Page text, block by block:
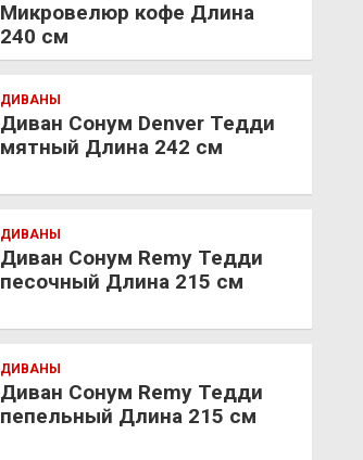
Микровелюр кофе Длина
240 см
ДИВАНЫ
Диван Сонум Denver Тедди
мятный Длина 242 см
ДИВАНЫ
Диван Сонум Remy Тедди
песочный Длина 215 см
ДИВАНЫ
Диван Сонум Remy Тедди
пепельный Длина 215 см